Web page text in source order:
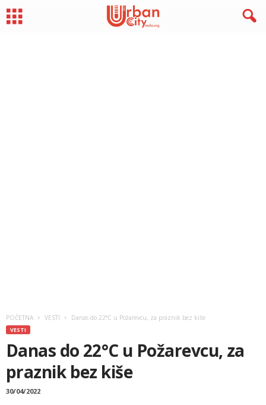
POČETNA VESTI Danas do 22°C u Požarevcu, za praznik bez kiše
VESTI
Danas do 22°C u Požarevcu, za
praznik bez kiše
30/04/2022